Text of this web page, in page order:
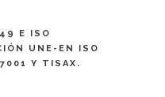
E ISO
UNE-EN ISO
Y TISAX.